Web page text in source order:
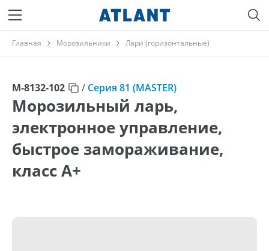
Главная Морозильники Лари (горизонтальные)
М-8132-102 / Серия 81 (MASTER)
Морозильный ларь,
электронное управление,
быстрое замораживание,
класс А+